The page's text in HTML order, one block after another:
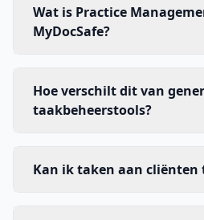
Wat is Practice
MyDocSafe?
Hoe verschilt dit van
taakbeheerstools?
Kan ik taken aan cliënten